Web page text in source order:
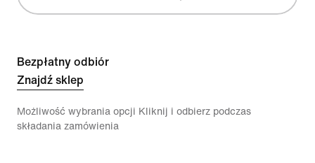
Bezpłatny odbiór
Znajdź sklep
Możliwość wybrania opcji Kliknij i odbierz podczas
składania zamówienia